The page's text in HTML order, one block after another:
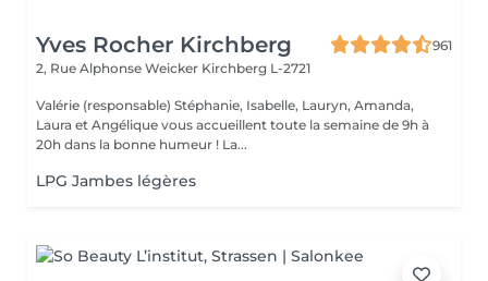
Yves Rocher Kirchberg
961
2, Rue Alphonse Weicker Kirchberg L-2721
Valérie (responsable) Stéphanie, Isabelle, Lauryn, Amanda,
Laura et Angélique vous accueillent toute la semaine de 9h à
20h dans la bonne humeur ! La...
LPG Jambes légères